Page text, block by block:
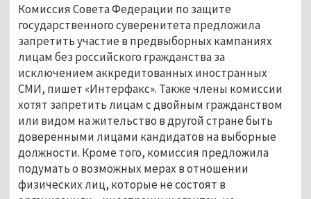
Комиссия Совета Федерации по защите
государственного суверенитета предложила
запретить участие в предвыборных кампаниях
лицам без российского гражданства за
исключением аккредитованных иностранных
СМИ, пишет «Интерфакс». Также члены комиссии
хотят запретить лицам с двойным гражданством
или видом на жительство в другой стране быть
доверенными лицами кандидатов на выборные
должности. Кроме того, комиссия предложила
подумать о возможных мерах в отношении
физических лиц, которые не состоят в